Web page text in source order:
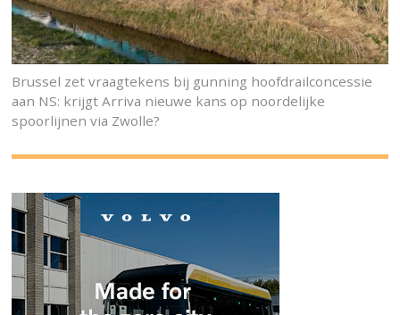
Brussel zet vraagtekens bij gunning hoofdrailconcessie
aan NS: krijgt Arriva nieuwe kans op noordelijke
spoorlijnen via Zwolle?